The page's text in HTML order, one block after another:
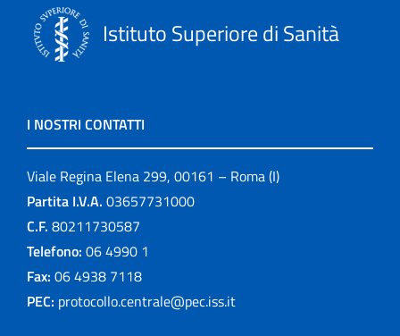
Istituto Superiore di Sanità
I NOSTRI CONTATTI
Viale Regina Elena 299, 00161 – Roma (I)
Partita I.V.A. 03657731000
C.F. 80211730587
Telefono: 06 4990 1
Fax: 06 4938 7118
PEC: protocollo.centrale@pec.iss.it